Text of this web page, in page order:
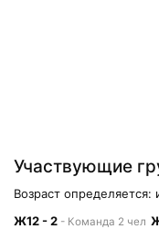
Участвующие
Возраст определяется:
Ж12 - 2 - Команда 2 чел